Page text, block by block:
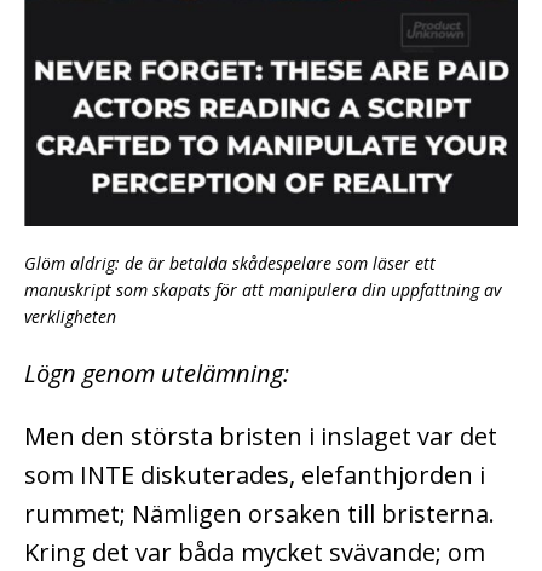
Glöm aldrig: de är betalda skådespelare som läser ett
manuskript som skapats för att manipulera din uppfattning av
verkligheten
Lögn genom utelämning:
Men den största bristen i inslaget var det
som INTE diskuterades, elefanthjorden i
rummet; Nämligen orsaken till bristerna.
Kring det var båda mycket svävande; om